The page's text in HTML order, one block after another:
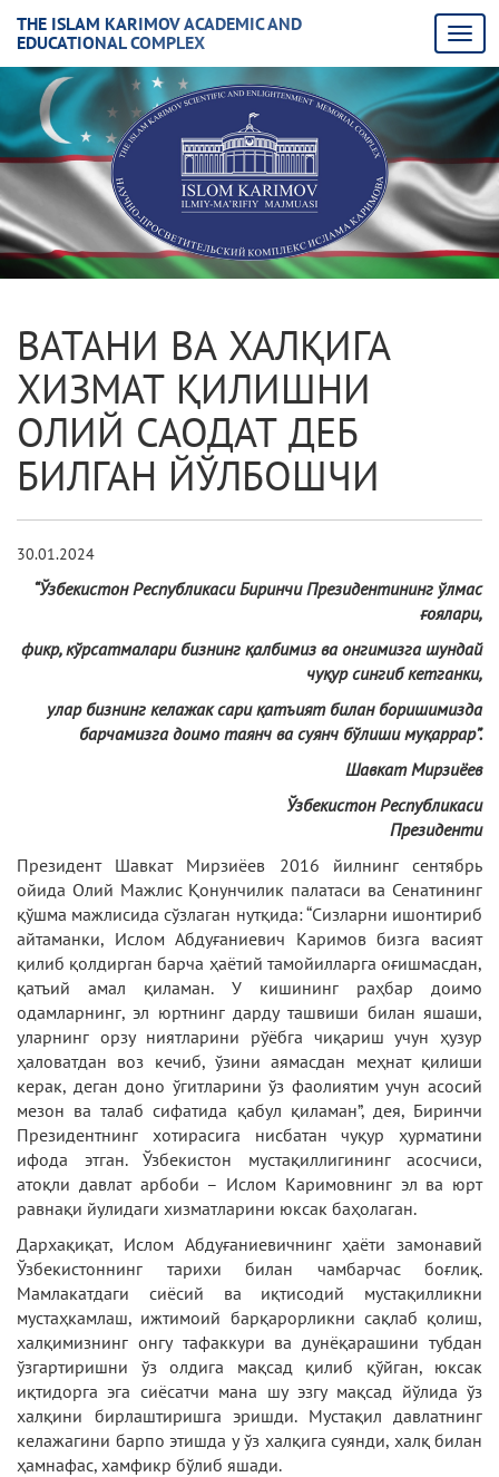
THE ISLAM KARIMOV ACADEMIC AND
EDUCATIONAL COMPLEX
ВАТАНИ ВА ХАЛҚИГА
ХИЗМАТ ҚИЛИШНИ
ОЛИЙ САОДАТ ДЕБ
БИЛГАН ЙЎЛБОШЧИ
30.01.2024
“Ўзбекистон Республикаси Биринчи Президентининг ўлмас
ғоялари,
фикр, кўрсатмалари бизнинг қалбимиз ва онгимизга шундай
чуқур сингиб кетганки,
улар бизнинг келажак сари қатъият билан боришимизда
барчамизга доимо таянч ва суянч бўлиши муқаррар”.
Шавкат Мирзиёев
Ўзбекистон Республикаси
Президенти
Президент Шавкат Мирзиёев 2016 йилнинг сентябрь
ойида Олий Мажлис Қонунчилик палатаси ва Сенатининг
қўшма мажлисида сўзлаган нутқида: “Сизларни ишонтириб
айтаманки, Ислом Абдуғаниевич Каримов бизга васият
қилиб қолдирган барча ҳаётий тамойилларга оғишмасдан,
қатъий амал қиламан. У кишининг раҳбар доимо
одамларнинг, эл юртнинг дарду ташвиши билан яшаши,
уларнинг орзу ниятларини рўёбга чиқариш учун ҳузур
ҳаловатдан воз кечиб, ўзини аямасдан меҳнат қилиши
керак, деган доно ўгитларини ўз фаолиятим учун асосий
мезон ва талаб сифатида қабул қиламан”, дея, Биринчи
Президентнинг хотирасига нисбатан чуқур ҳурматини
ифода этган. Ўзбекистон мустақиллигининг асосчиси,
атоқли давлат арбоби – Ислом Каримовнинг эл ва юрт
равнақи йулидаги хизматларини юксак баҳолаган.
Дархақиқат, Ислом Абдуғаниевичнинг ҳаёти замонавий
Ўзбекистоннинг тарихи билан чамбарчас боғлиқ.
Мамлакатдаги сиёсий ва иқтисодий мустақилликни
мустаҳкамлаш, ижтимоий барқарорликни сақлаб қолиш,
халқимизнинг онгу тафаккури ва дунёқарашини тубдан
ўзгартиришни ўз олдига мақсад қилиб қўйган, юксак
иқтидорга эга сиёсатчи мана шу эзгу мақсад йўлида ўз
халқини бирлаштиришга эришди. Мустақил давлатнинг
келажагини барпо этишда у ўз халқига суянди, халқ билан
ҳамнафас, хамфикр бўлиб яшади.